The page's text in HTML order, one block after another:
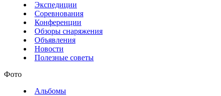
Экспедиции
Соревнования
Конференции
Обзоры снаряжения
Объявления
Новости
Полезные советы
Фото
Альбомы